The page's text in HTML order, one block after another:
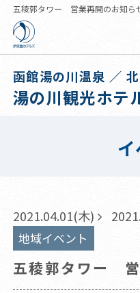
五稜郭タワー 営業再開のお知ら
函館湯の川温泉 ／
湯の川観光ホテ
2021.04.01(木)
地域イベント
五稜郭タワー